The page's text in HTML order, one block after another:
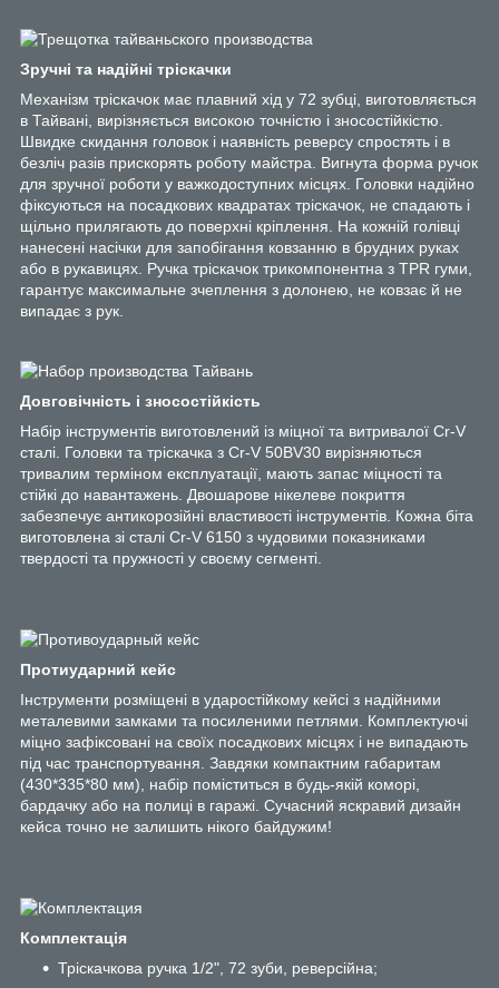
Зручні та надійні тріскачки
Механізм тріскачок має плавний хід у 72 зубці, виготовляється
в Тайвані, вирізняється високою точністю і зносостійкістю.
Швидке скидання головок і наявність реверсу спростять і в
безліч разів прискорять роботу майстра. Вигнута форма ручок
для зручної роботи у важкодоступних місцях. Головки надійно
фіксуються на посадкових квадратах тріскачок, не спадають і
щільно прилягають до поверхні кріплення. На кожній голівці
нанесені насічки для запобігання ковзанню в брудних руках
або в рукавицях. Ручка тріскачок трикомпонентна з TPR гуми,
гарантує максимальне зчеплення з долонею, не ковзає й не
випадає з рук.
Довговічність і зносостійкість
Набір інструментів виготовлений із міцної та витривалої Cr-V
сталі. Головки та тріскачка з Cr-V 50BV30 вирізняються
тривалим терміном експлуатації, мають запас міцності та
стійкі до навантажень. Двошарове нікелеве покриття
забезпечує антикорозійні властивості інструментів. Кожна біта
виготовлена зі сталі Cr-V 6150 з чудовими показниками
твердості та пружності у своєму сегменті.
Протиударний кейс
Інструменти розміщені в ударостійкому кейсі з надійними
металевими замками та посиленими петлями. Комплектуючі
міцно зафіксовані на своїх посадкових місцях і не випадають
під час транспортування. Завдяки компактним габаритам
(430*335*80 мм), набір поміститься в будь-якій коморі,
бардачку або на полиці в гаражі. Сучасний яскравий дизайн
кейса точно не залишить нікого байдужим!
Комплектація
Тріскачкова ручка 1/2", 72 зуби, реверсійна;